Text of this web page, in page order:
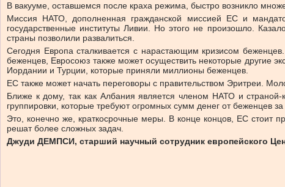
В вакууме, оставшемся после краха режима, быстро возникло
Миссия НАТО, дополненная гражданской миссией ЕС и
государственные институты Ливии. Но этого не произошло.
страны позволили развалиться.
Сегодня Европа сталкивается с нарастающим кризисом
беженцев, Евросоюз также может осуществить некоторые
Иордании и Турции, которые приняли миллионы беженцев.
ЕС также может начать переговоры с правительством Эритреи.
Ближе к дому, так как Албания является членом НАТО и
группировки, которые требуют огромных сумм денег от беженцев за
Это, конечно же, краткосрочные меры. В конце концов, ЕС стоит
решат более сложных задач.
Джуди ДЕМПСИ, старший научный сотрудник европейского